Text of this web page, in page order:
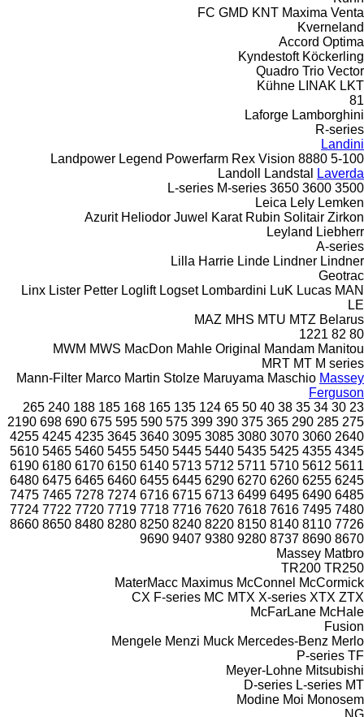
FC GMD KNT Maxima Venta
Kverneland
Accord Optima
Kyndestoft Köckerling
Quadro Trio Vector
Kühne LINAK LKT
81
Laforge Lamborghini
R-series
Landini
5-100
8880
Landpower Legend Powerfarm Rex Vision
Landoll
Landstal
Laverda
3500
3600
3650
L-series M-series
Leica Lely Lemken
Azurit Heliodor Juwel Karat Rubin Solitair Zirkon
Leyland Liebherr
A-series
Lilla Harrie Linde Lindner Lindner
Geotrac
Linx Lister Petter Loglift Logset Lombardini LuK Lucas MAN
LE
MAZ MHS MTU MTZ Belarus
80
82
1221
MWM MWS MacDon Mahle Original Mandam Manitou
MRT MT M series
Mann-Filter Marco Martin Stolze Maruyama Maschio Massey
Ferguson
23
30
34
35
38
40
50
65
124
135
165
168
185
188
240
265
275
285
290
365
375
390
399
575
590
595
675
690
698
2190
2640
3060
3070
3080
3085
3095
3640
3645
4235
4245
4255
4345
4355
5425
5435
5440
5445
5450
5455
5460
5465
5610
5611
5612
5710
5711
5712
5713
6140
6150
6170
6180
6190
6245
6255
6260
6270
6290
6445
6455
6460
6465
6475
6480
6485
6490
6495
6499
6713
6715
6716
7274
7278
7465
7475
7480
7495
7616
7618
7620
7716
7718
7719
7720
7722
7724
7726
8110
8140
8150
8220
8240
8250
8280
8480
8650
8660
8670
8690
8737
9280
9380
9407
9690
Massey Matbro
TR200 TR250
MaterMacc Maximus McConnel McCormick
CX F-series MC MTX X-series XTX ZTX
McFarLane McHale
Fusion
Mengele Menzi Muck Mercedes-Benz Merlo
P-series TF
Meyer-Lohne Mitsubishi
D-series L-series MT
Modine Moi Monosem
NG